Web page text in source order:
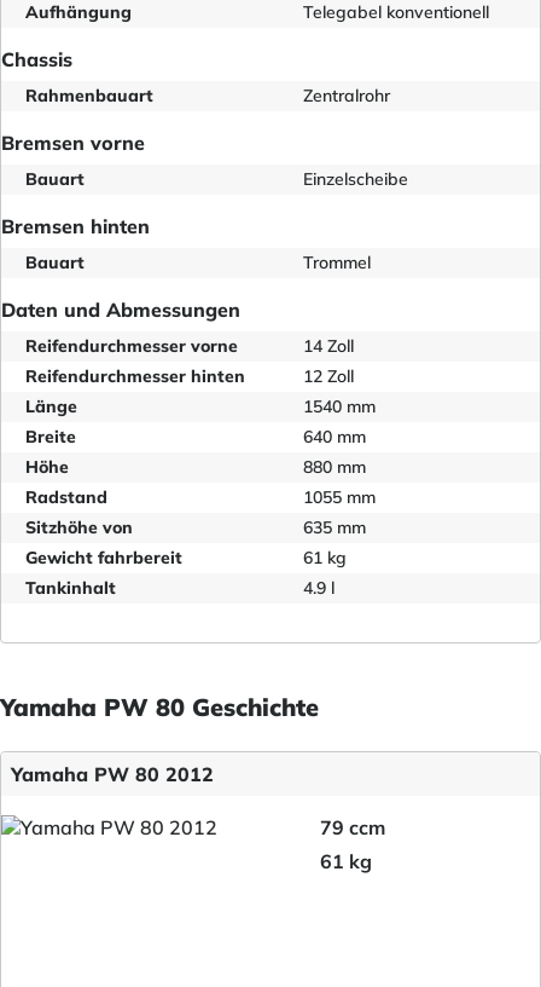
Aufhängung Telegabel konventionell
Chassis
Rahmenbauart Zentralrohr
Bremsen vorne
Bauart Einzelscheibe
Bremsen hinten
Bauart Trommel
Daten und Abmessungen
Reifendurchmesser vorne
14 Zoll
Reifendurchmesser hinten
12 Zoll
Länge
1540 mm
Breite
640 mm
Höhe
880 mm
Radstand
1055 mm
Sitzhöhe von
635 mm
Gewicht fahrbereit
61 kg
Tankinhalt
4.9 l
Yamaha PW 80 Geschichte
Yamaha PW 80 2012
79 ccm
61 kg